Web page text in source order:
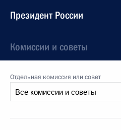
Президент России
Комиссии и советы
Отдельная комиссия или совет